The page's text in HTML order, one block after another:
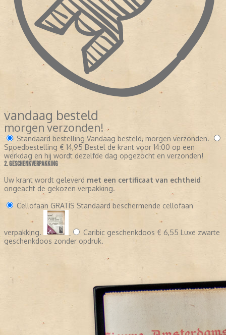
vandaag besteld
morgen verzonden!
Standaard bestelling Vandaag besteld, morgen verzonden.
Spoedbestelling € 14,95 Bestel de krant voor 14:00 op een
werkdag en hij wordt dezelfde dag opgezocht en verzonden!
2. GESCHENKVERPAKKING
Uw krant wordt geleverd met een certificaat van echtheid
ongeacht de gekozen verpakking.
Cellofaan GRATIS Standaard beschermende cellofaan
verpakking. Caribic geschenkdoos € 6,55 Luxe zwarte
geschenkdoos zonder opdruk.